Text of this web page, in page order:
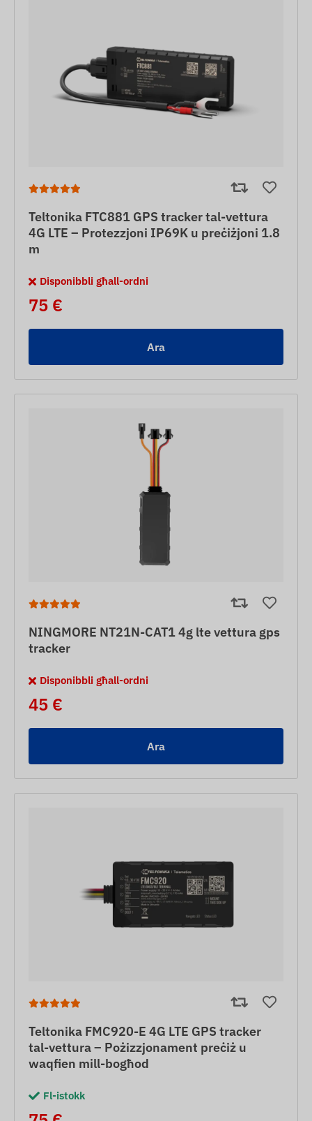
Teltonika FTC881 GPS tracker tal-vettura
4G LTE – Protezzjoni IP69K u preċiżjoni 1.8
m
Disponibbli għall-ordni
75 €
Ara
NINGMORE NT21N-CAT1 4g lte vettura gps
tracker
Disponibbli għall-ordni
45 €
Ara
Teltonika FMC920-E 4G LTE GPS tracker
tal-vettura – Pożizzjonament preċiż u
waqfien mill-bogħod
Fl-istokk